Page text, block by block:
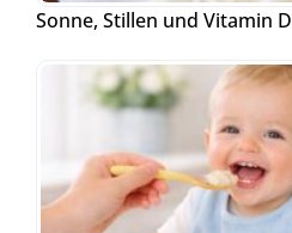
Sonne, Stillen und Vitamin D